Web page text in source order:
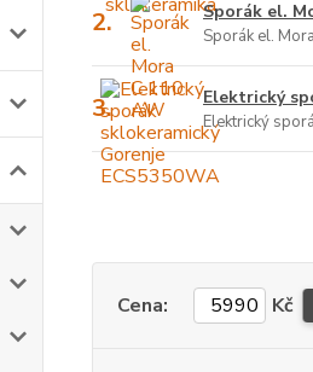
2. Sporák el.
Sporák el.
3. Elektrický
Elektrický
Cena: Kč